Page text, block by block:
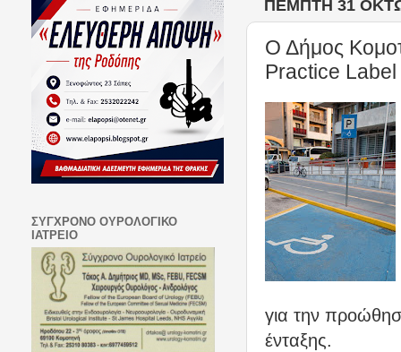
ΠΈΜΠΤΗ 31
Ο Δήμος
Practice Label
για την
ένταξης.
ΣΥΓΧΡΟΝΟ ΟΥΡΟΛΟΓΙΚΟ
ΙΑΤΡΕΙΟ